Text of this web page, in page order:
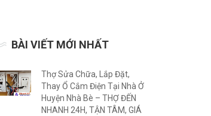
BÀI VIẾT MỚI NHẤT
Thợ Sửa Chữa, Lắp Đặt,
Thay Ổ Cắm Điện Tại Nhà Ở
Huyện Nhà Bè – THỢ ĐẾN
NHANH 24H, TẬN TÂM, GIÁ